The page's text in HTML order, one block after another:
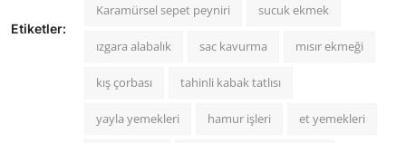
Etiketler:
Karamürsel sepet peyniri sucuk ekmek
ızgara alabalık sac kavurma mısır ekmeği
kış çorbası tahinli kabak tatlısı
yayla yemekleri hamur işleri et yemekleri